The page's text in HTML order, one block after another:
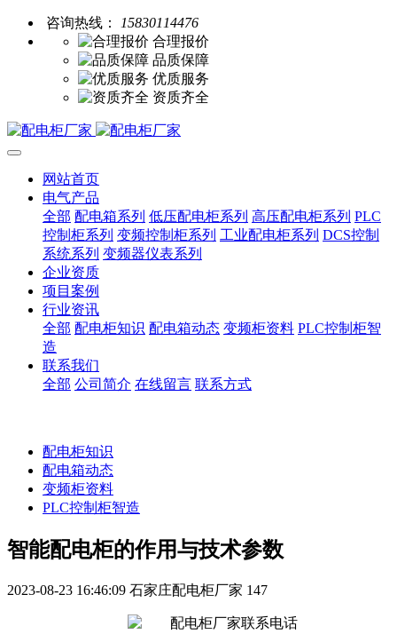
咨询热线：
15830114476
合理报价
品质保障
优质服务
资质齐全
网站首页
电气产品
全部 配电箱系列 低压配电柜系列 高压配电柜系列 PLC
控制柜系列 变频控制柜系列 工业配电柜系列 DCS控制
系统系列 变频器仪表系列
企业资质
项目案例
行业资讯
全部 配电柜知识 配电箱动态 变频柜资料 PLC控制柜智
造
联系我们
全部 公司简介 在线留言 联系方式
配电柜知识
配电箱动态
变频柜资料
PLC控制柜智造
智能配电柜的作用与技术参数
2023-08-23 16:46:09 石家庄配电柜厂家 147